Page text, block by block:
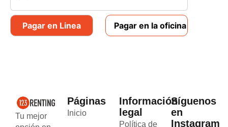
Pagar en Linea Pagar en la oficina
Tu mejor
Páginas
Inicio
Información
legal
Política de
Síguenos
en
Instagram